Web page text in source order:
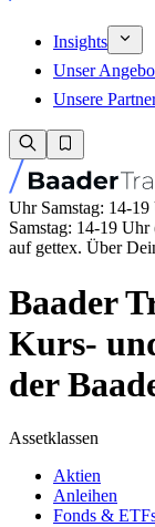
Insights
Unser
Unsere
Uhr Samstag: 14-19
Samstag: 14-19
auf gettex. Über
Baader
Kurs-
der
Assetklassen
Aktien
Anleihen
Fonds &